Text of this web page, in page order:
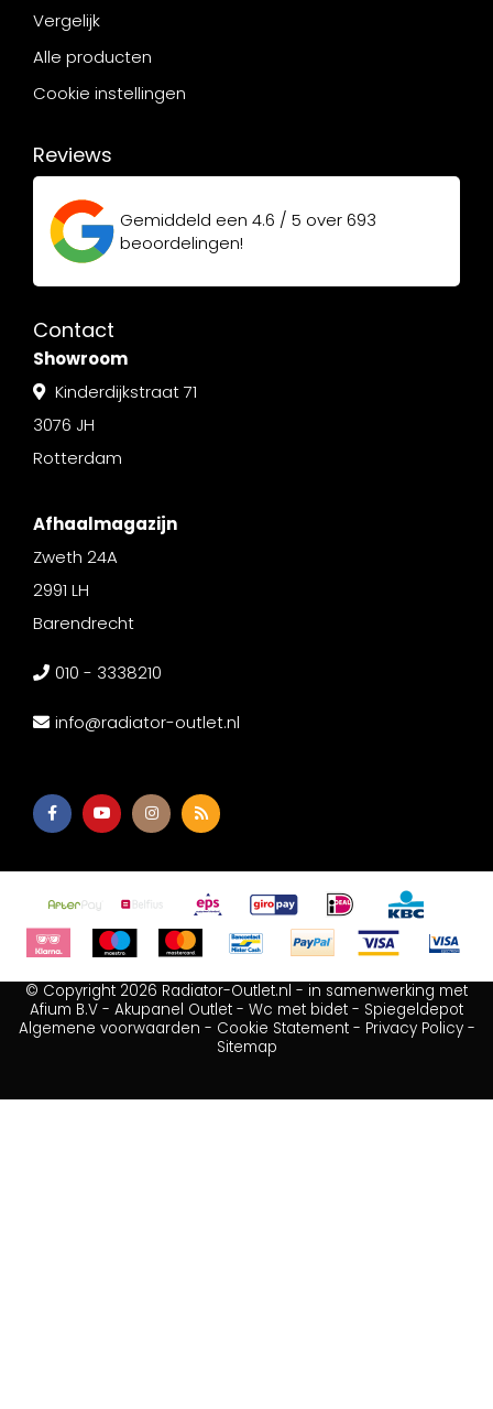
Vergelijk
Alle producten
Cookie instellingen
Reviews
Gemiddeld een 4.6 / 5 over693
beoordelingen!
Contact
Showroom
Kinderdijkstraat 71
3076 JH
Rotterdam
Afhaalmagazijn
Zweth 24A
2991 LH
Barendrecht
010 - 3338210
info@radiator-outlet.nl
© Copyright 2026 Radiator-Outlet.nl - in samenwerking met
Afium B.V - Akupanel Outlet - Wc met bidet - Spiegeldepot
Algemene voorwaarden - Cookie Statement- Privacy Policy-
Sitemap